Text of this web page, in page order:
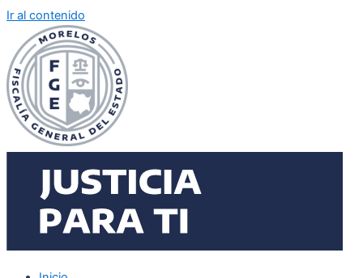
Ir al contenido